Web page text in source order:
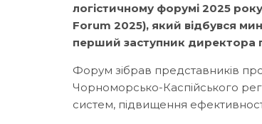
логістичному форумі 2025
Forum 2025), який відбувся
перший заступник директора
Форум зібрав представників
Чорноморсько-Каспійського
систем, підвищення